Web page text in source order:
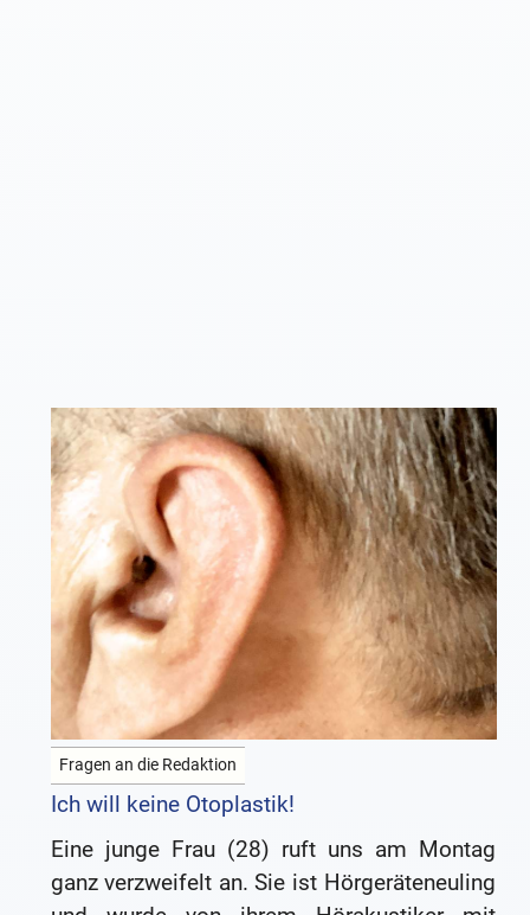
Fragen an die Redaktion
Ich will keine Otoplastik!
Eine junge Frau (28) ruft uns am Montag
ganz verzweifelt an. Sie ist Hörgeräteneuling